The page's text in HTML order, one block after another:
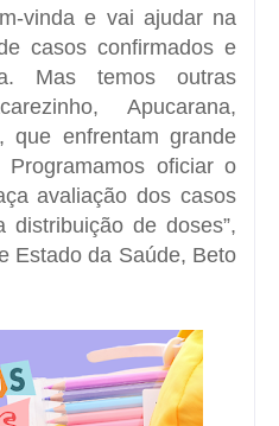
vinda e vai ajudar na
casos confirmados e
Mas temos outras
Apucarana,
que enfrentam grande
oficiar o
avaliação dos casos
de doses”,
Estado da Saúde, Beto